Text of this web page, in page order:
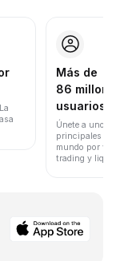
Más de
86
usuarios
Únete a uno
principales
mundo por
trading y